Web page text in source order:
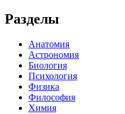
Разделы
Анатомия
Астрономия
Биология
Психология
Физика
Философия
Химия